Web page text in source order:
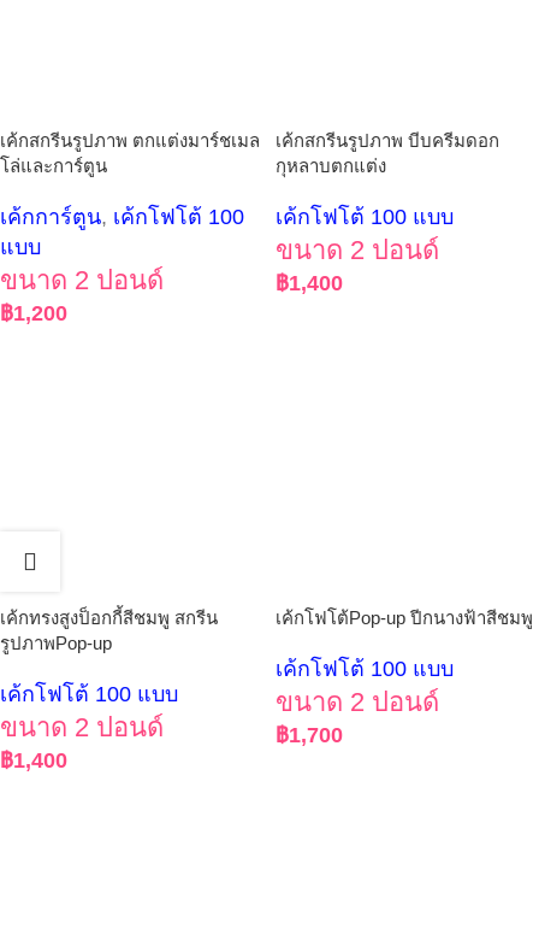
เค้กสกรีนรูปภาพ ตกแต่งมาร์ชเมล
โล่และการ์ตูน
เค้กการ์ตูน, เค้กโฟโต้ 100
แบบ
ขนาด 2 ปอนด์
฿1,200
เค้กสกรีนรูปภาพ บีบครีมดอก
กุหลาบตกแต่ง
เค้กโฟโต้ 100 แบบ
ขนาด 2 ปอนด์
฿1,400
เค้กทรงสูงป็อกกี้สีชมพู สกรีน
รูปภาพPop-up
เค้กโฟโต้ 100 แบบ
ขนาด 2 ปอนด์
฿1,400
เค้กโฟโต้Pop-up ปีกนางฟ้าสีชมพู
เค้กโฟโต้ 100 แบบ
ขนาด 2 ปอนด์
฿1,700